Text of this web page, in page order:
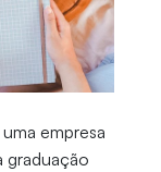
empresa
graduação